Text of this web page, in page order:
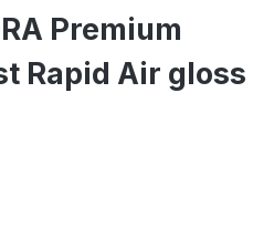
Premium
Rapid Air gloss